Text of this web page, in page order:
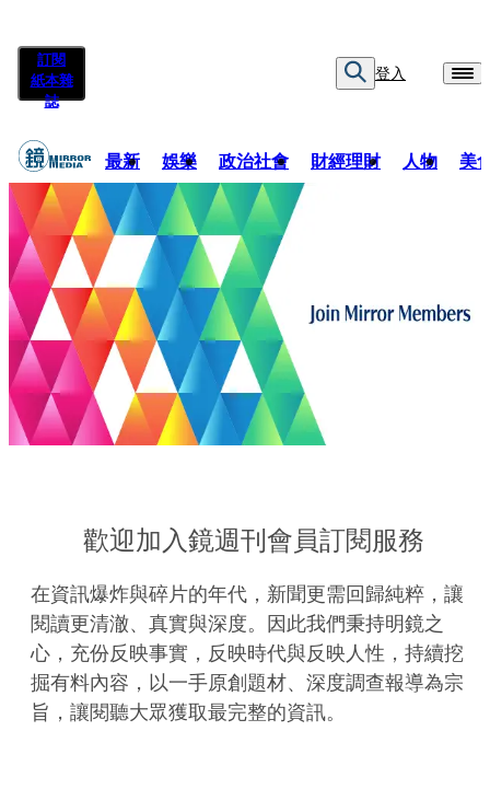
訂閱
紙本雜
誌
登入
最新 娛樂 政治社會 財經理財 人物 美
歡迎加入鏡週刊會員訂閱服務
在資訊爆炸與碎片的年代，新聞更需回歸純粹，讓
閱讀更清澈、真實與深度。因此我們秉持明鏡之
心，充份反映事實，反映時代與反映人性，持續挖
掘有料內容，以一手原創題材、深度調查報導為宗
旨，讓閱聽大眾獲取最完整的資訊。